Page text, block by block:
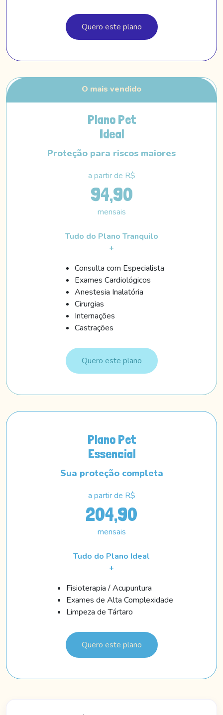
Quero este plano
Plano Pet
Ideal
Proteção para riscos maiores
a partir de R$
94,90
mensais
Tudo do Plano Tranquilo
+
Consulta com Especialista
Exames Cardiológicos
Anestesia Inalatória
Cirurgias
Internações
Castrações
Quero este plano
Plano Pet
Essencial
Sua proteção completa
a partir de R$
204,90
mensais
Tudo do Plano Ideal
+
Fisioterapia / Acupuntura
Exames de Alta Complexidade
Limpeza de Tártaro
Quero este plano